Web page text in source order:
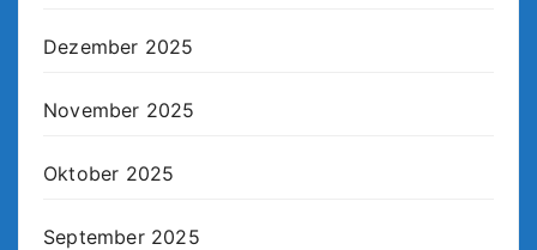
Dezember 2025
November 2025
Oktober 2025
September 2025